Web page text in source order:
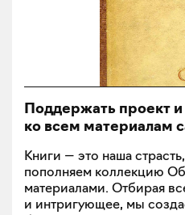
Поддержать проект и
ко всем материалам
Книги — это наша
пополняем коллекцию
материалами. Отбирая
и интригующее, мы